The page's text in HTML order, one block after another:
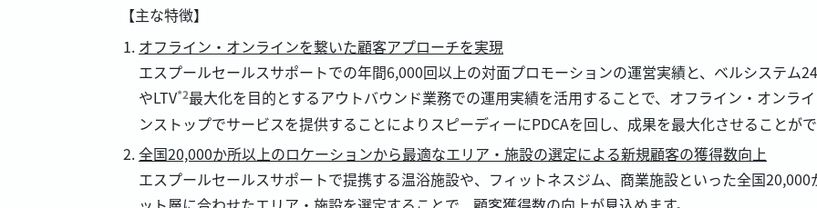
【主な特徴】
オフライン・オンラインを繋いた顧客アプローチを実現
エスプールセールスサポートでの年間6,000回以上の対面プロモーションの運営実績と、ベルシステム
やLTV*2最大化を目的とするアウトバウンド業務での運用実績を活用することで、オフライン・オンラ
ンストップでサービスを提供することによりスピーディーにPDCAを回し、成果を最大化させることが
全国20,000か所以上のロケーションから最適なエリア・施設の選定による新規顧客の獲得数向上
エスプールセールスサポートで提携する温浴施設や、フィットネスジム、商業施設といった全国